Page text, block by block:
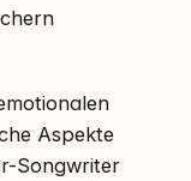
Aspekte
Songwriter